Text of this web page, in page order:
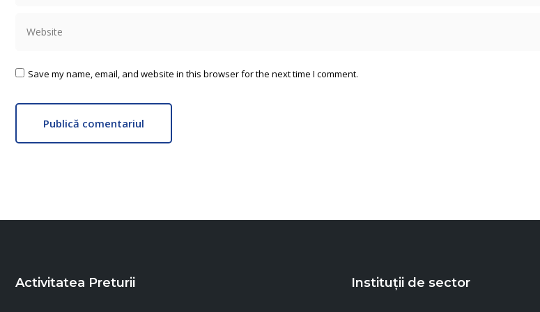
Save my name, email, and website in this browser for the next time I comment.
Publică comentariul
Activitatea Preturii Instituții de sector